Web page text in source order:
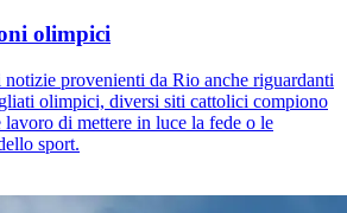
olimpici
provenienti da Rio anche riguardanti
olimpici, diversi siti cattolici compiono
lavoro di mettere in luce la fede o le
sport.